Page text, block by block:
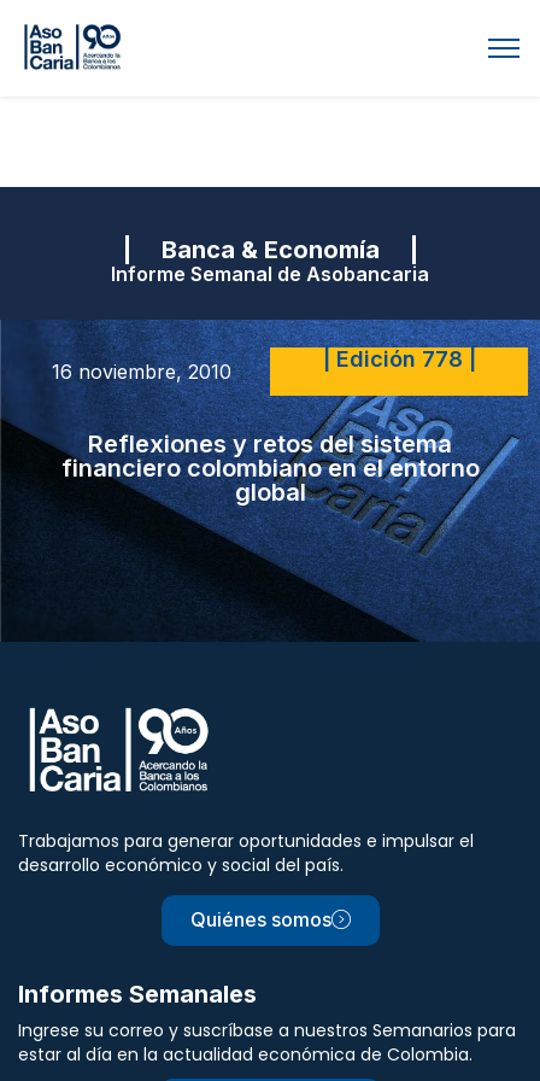
| Banca & Economía |
Informe Semanal de Asobancaria
16 noviembre, 2010 | Edición 778 |
Reflexiones y retos del sistema
financiero colombiano en el entorno
global
Trabajamos para generar oportunidades e impulsar el
desarrollo económico y social del país.
Quiénes somos
Informes Semanales
Ingrese su correo y suscríbase a nuestros Semanarios para
estar al día en la actualidad económica de Colombia.